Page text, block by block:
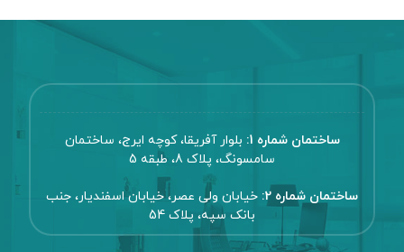
ساختمان شماره 1:
بلوار آفریقا، کوچه ایرج، ساختمان
سامسونگ، پلاک 8، طبقه 5
ساختمان شماره 2:
خیابان ولی عصر، خیابان اسفندیار، جنب
بانک سپه، پلاک 54